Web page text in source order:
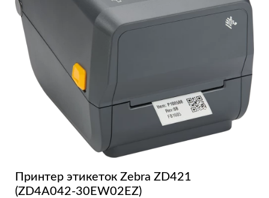
Принтер этикеток Zebra ZD421
(ZD4A042-30EW02EZ)